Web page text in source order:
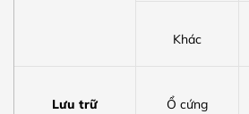
Khác
Lưu trữ Ổ cứng